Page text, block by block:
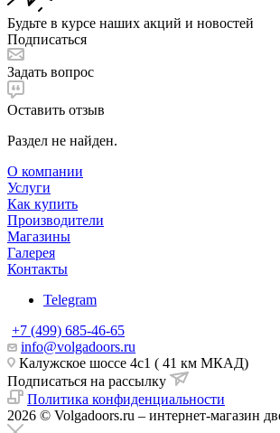
Будьте в курсе наших акций и новостей
Подписаться
Задать вопрос
Оставить отзыв
Раздел не найден.
О компании
Услуги
Как купить
Производители
Магазины
Галерея
Контакты
Telegram
+7 (499) 685-46-65
info@volgadoors.ru
Калужское шоссе 4с1 ( 41 км МКАД)
Подписаться на рассылку
Политика конфиденциальности
2026 © Volgadoors.ru – интернет-магазин